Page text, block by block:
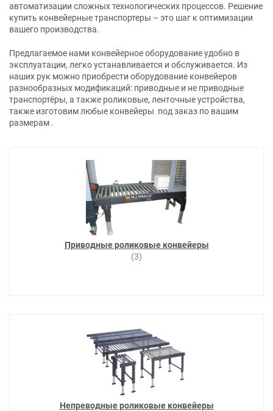
автоматизации сложных технологических процессов. Решение
купить конвейерные транспортеры – это шаг к оптимизации
вашего производства.
Предлагаемое нами конвейерное оборудование удобно в
эксплуатации, легко устанавливается и обслуживается. Из
наших рук можно приобрести оборудование конвейеров
разнообразных модификаций: приводные и не приводные
транспортёры, а также роликовые, ленточные устройства,
также изготовим любые конвейеры под заказ по вашим
размерам .
Приводные роликовые конвейеры
(3)
Непреводные роликовые конвейеры